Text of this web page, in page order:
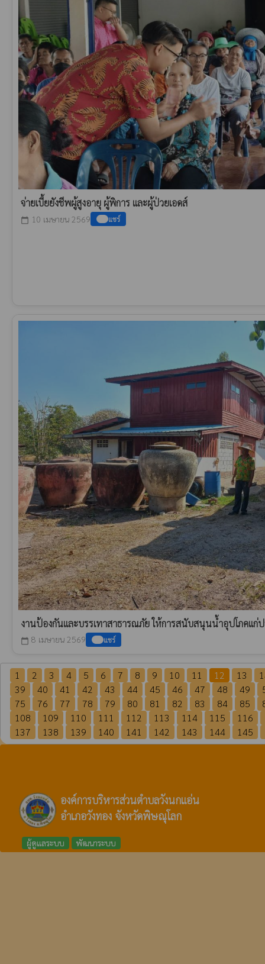
จ่ายเบี้ยยังชีพผู้สูงอายุ ผู้พิการ และผู้ป่วยเอดส์
calendar_today 10 เมษายน 2569 แชร์
งานป้องกันและบรรเทาสาธารณภัย ให้การสนับสนุนน้ำอุปโภคแ
calendar_today 8 เมษายน 2569 แชร์
1 2 3 4 5 6 7 8 9 10 11 12 13
39
40 41 42 43 44 45 46 47 48 49
75
76 77 78 79 80 81 82 83 84 85
108
109 110 111 112 113 114 115
116
137
138 139 140 141 142 143 144 145
องค์การบริหารส่วนตำบลวังนกแอ่น
อำเภอวังทอง จังหวัดพิษณุโลก
ผู้ดูแลระบบ พัฒนาระบบ